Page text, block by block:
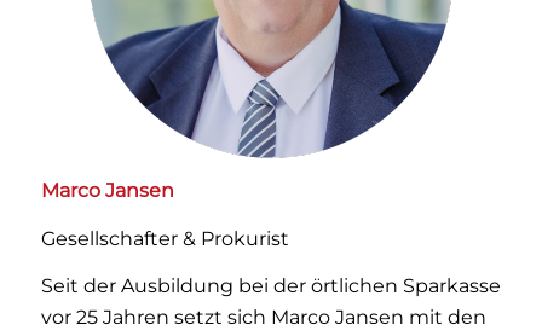
Marco Jansen
Gesellschafter & Prokurist
Seit der Ausbildung bei der örtlichen Sparkasse
vor 25 Jahren setzt sich Marco Jansen mit den